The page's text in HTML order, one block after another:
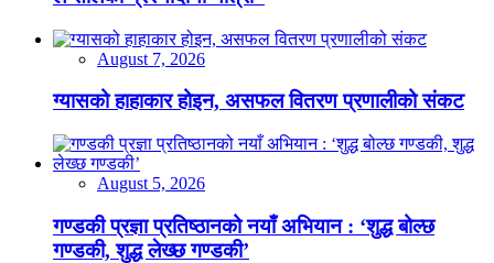
August 7, 2026
ग्यासको हाहाकार होइन, असफल वितरण प्रणालीको संकट
August 5, 2026
गण्डकी प्रज्ञा प्रतिष्ठानको नयाँ अभियान : ‘शुद्ध बोल्छ
गण्डकी, शुद्ध लेख्छ गण्डकी’